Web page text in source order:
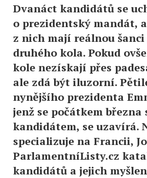
Dvanáct kandidátů se
o prezidentský mandát,
z nich mají reálnou
druhého kola. Pokud
kole nezískají přes
ale zdá být iluzorní.
nynějšího prezidenta
jenž se počátkem března
kandidátem, se uzavírá.
specializuje na Francii,
ParlamentníListy.cz
kandidátů a jejich